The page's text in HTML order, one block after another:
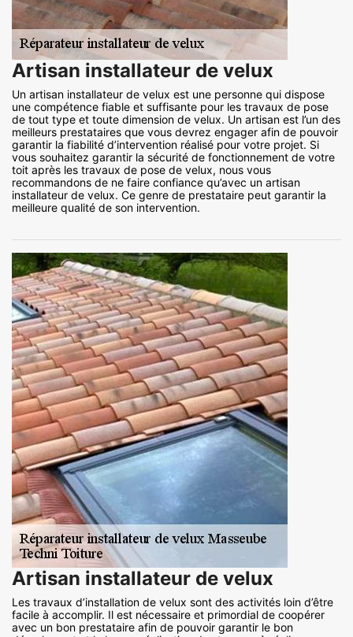
Artisan installateur de velux
Un artisan installateur de velux est une personne qui dispose
une compétence fiable et suffisante pour les travaux de pose
de tout type et toute dimension de velux. Un artisan est l’un des
meilleurs prestataires que vous devrez engager afin de pouvoir
garantir la fiabilité d’intervention réalisé pour votre projet. Si
vous souhaitez garantir la sécurité de fonctionnement de votre
toit après les travaux de pose de velux, nous vous
recommandons de ne faire confiance qu’avec un artisan
installateur de velux. Ce genre de prestataire peut garantir la
meilleure qualité de son intervention.
Artisan installateur de velux
Les travaux d’installation de velux sont des activités loin d’être
facile à accomplir. Il est nécessaire et primordial de coopérer
avec un bon prestataire afin de pouvoir garantir le bon